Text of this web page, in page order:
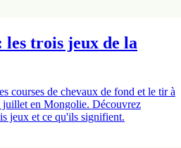
les trois jeux de la
courses de chevaux de fond et le tir à
juillet en Mongolie. Découvrez
jeux et ce qu'ils signifient.